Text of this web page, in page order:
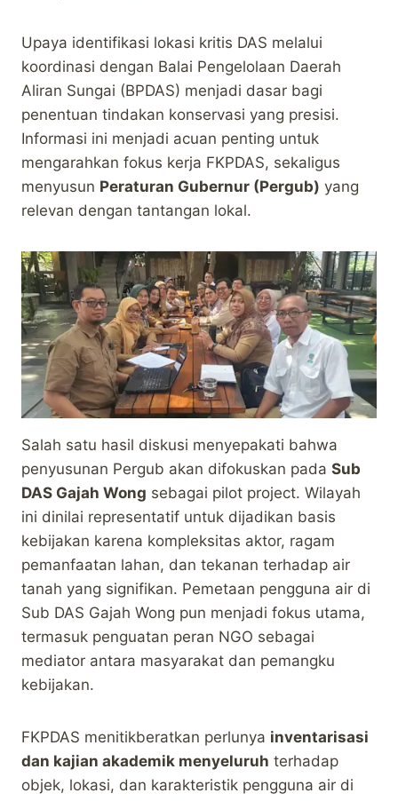
Upaya identifikasi lokasi kritis DAS melalui
koordinasi dengan Balai Pengelolaan Daerah
Aliran Sungai (BPDAS) menjadi dasar bagi
penentuan tindakan konservasi yang presisi.
Informasi ini menjadi acuan penting untuk
mengarahkan fokus kerja FKPDAS, sekaligus
menyusun Peraturan Gubernur (Pergub) yang
relevan dengan tantangan lokal.
Salah satu hasil diskusi menyepakati bahwa
penyusunan Pergub akan difokuskan pada Sub
DAS Gajah Wong sebagai pilot project. Wilayah
ini dinilai representatif untuk dijadikan basis
kebijakan karena kompleksitas aktor, ragam
pemanfaatan lahan, dan tekanan terhadap air
tanah yang signifikan. Pemetaan pengguna air di
Sub DAS Gajah Wong pun menjadi fokus utama,
termasuk penguatan peran NGO sebagai
mediator antara masyarakat dan pemangku
kebijakan.
FKPDAS menitikberatkan perlunya inventarisasi
dan kajian akademik menyeluruh terhadap
objek, lokasi, dan karakteristik pengguna air di